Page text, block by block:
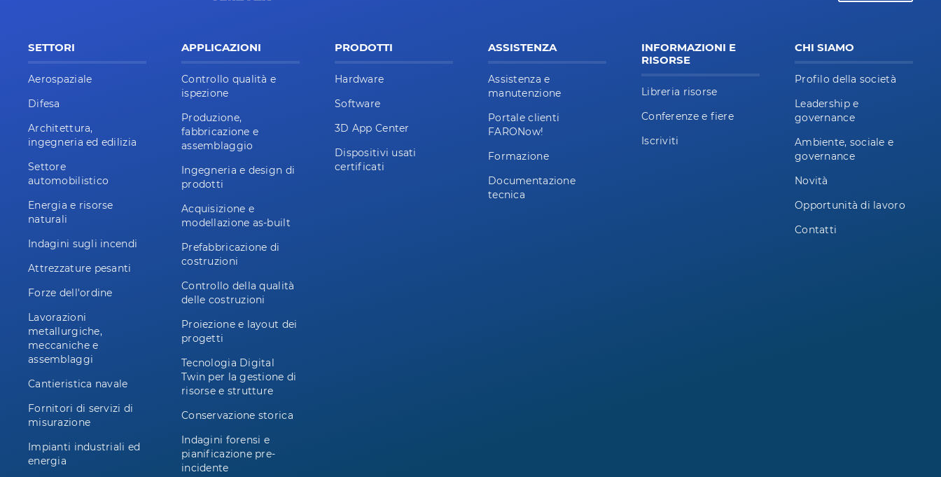
SETTORI
Aerospaziale
Difesa
Architettura,
ingegneria ed edilizia
Settore
automobilistico
Energia e risorse
naturali
Indagini sugli incendi
Attrezzature pesanti
Forze dell'ordine
Lavorazioni
metallurgiche,
meccaniche e
assemblaggi
Cantieristica navale
Fornitori di servizi di
misurazione
Impianti industriali ed
energia
APPLICAZIONI
Controllo qualità e
ispezione
Produzione,
fabbricazione e
assemblaggio
Ingegneria e design di
prodotti
Acquisizione e
modellazione as-built
Prefabbricazione di
costruzioni
Controllo della qualità
delle costruzioni
Proiezione e layout dei
progetti
Tecnologia Digital
Twin per la gestione di
risorse e strutture
Conservazione storica
Indagini forensi e
pianificazione pre-
incidente
PRODOTTI
Hardware
Software
3D App Center
Dispositivi usati
certificati
ASSISTENZA
Assistenza e
manutenzione
Portale clienti
FARONow!
Formazione
Documentazione
tecnica
INFORMAZIONI E
RISORSE
Libreria risorse
Conferenze e fiere
Iscriviti
CHI SIAMO
Profilo della società
Leadership e
governance
Ambiente, sociale e
governance
Novità
Opportunità di lavoro
Contatti